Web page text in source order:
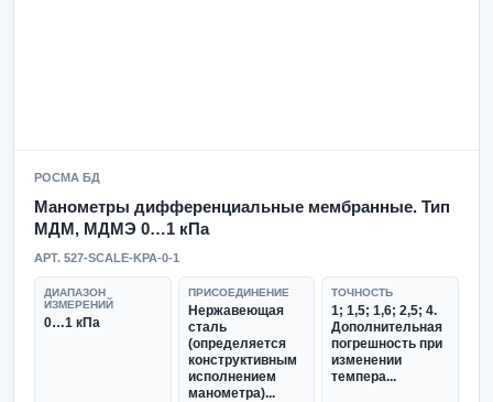
РОСМА БД
Манометры дифференциальные мембранные. Тип
МДМ, МДМЭ 0…1 кПа
АРТ. 527-SCALE-KPA-0-1
ДИАПАЗОН
ИЗМЕРЕНИЙ
0…1 кПа
ПРИСОЕДИНЕНИЕ
Нержавеющая
сталь
(определяется
конструктивным
исполнением
манометра)...
ТОЧНОСТЬ
1; 1,5; 1,6; 2,5; 4.
Дополнительная
погрешность при
изменении
темпера...